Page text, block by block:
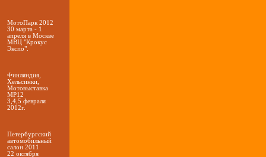
МотоПарк 2012
30 марта - 1
апреля в Москве
МВЦ "Крокус
Экспо".
Финляндия,
Хельсинки,
Мотовыставка
МР12
3,4,5 февраля
2012г.
Петербургский
автомобильный
салон 2011
22 октября